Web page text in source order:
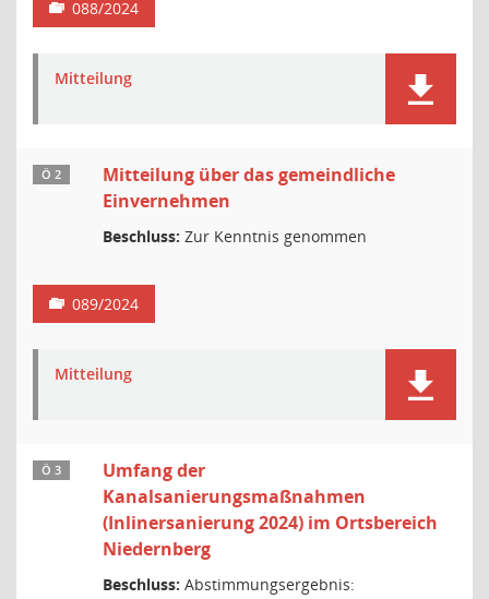
088/2024
Mitteilung
Ö 2
Mitteilung über das gemeindliche
Einvernehmen
Beschluss: Zur Kenntnis genommen
089/2024
Mitteilung
Ö 3
Umfang der
Kanalsanierungsmaßnahmen
(Inlinersanierung 2024) im Ortsbereich
Niedernberg
Beschluss: Abstimmungsergebnis: